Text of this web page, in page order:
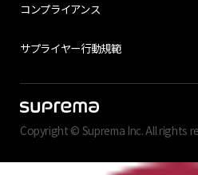
コンプライアンス
サプライヤー行動規範
Copyright © Suprema Inc. All rights